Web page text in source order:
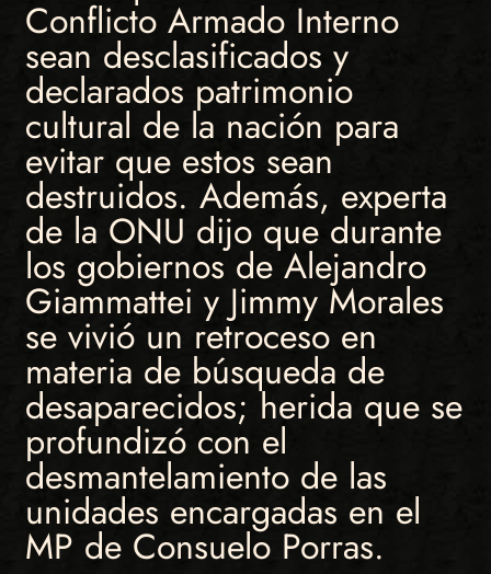
Conflicto Armado Interno
sean desclasificados y
declarados patrimonio
cultural de la nación para
evitar que estos sean
destruidos. Además, experta
de la ONU dijo que durante
los gobiernos de Alejandro
Giammattei y Jimmy Morales
se vivió un retroceso en
materia de búsqueda de
desaparecidos; herida que se
profundizó con el
desmantelamiento de las
unidades encargadas en el
MP de Consuelo Porras.